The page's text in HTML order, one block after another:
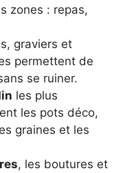
zones : repas,
graviers et
permettent de
se ruiner.
les plus
les pots déco,
graines et les
, les boutures et